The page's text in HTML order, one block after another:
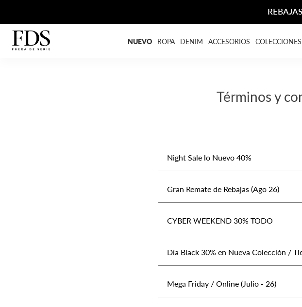
NUEVO ROPA DENIM ACCESORIOS COLECCIONES
Términos y
Night Sale lo Nuevo 40%
Gran Remate de Rebajas (Ago 26)
CYBER WEEKEND 30% TODO
Día Black 30% en Nueva Colección /
Mega Friday / Online (Julio - 26)